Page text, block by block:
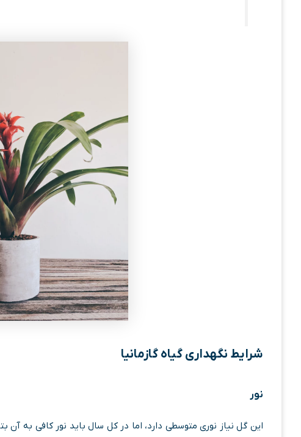
شرایط نگهداری گیاه گازمانیا
نور
این گل نیاز نوری متوسطی دارد، اما در کل سال باید نور کافی به آن